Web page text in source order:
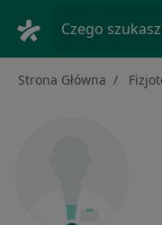
Czego
Strona Główna